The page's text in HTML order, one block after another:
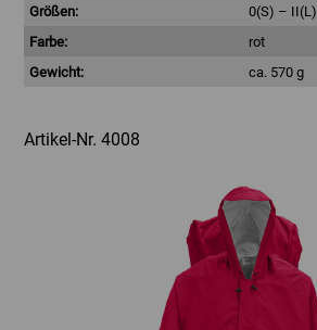
Größen:
0(S) – II(L)
Farbe:
rot
Gewicht:
ca. 570 g
Artikel-Nr. 4008